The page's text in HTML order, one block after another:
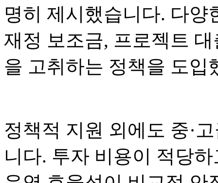
명히 제시했습니다. 다
재정 보조금, 프로젝트
을 고취하는 정책을 도입
정책적 지원 외에도 중·
니다. 투자 비용이 적당